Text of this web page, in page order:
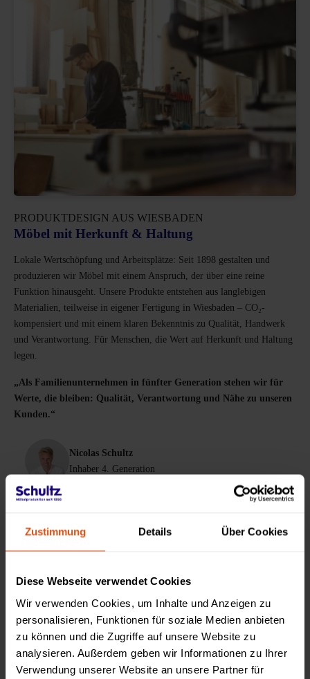
Zustimmung Details Über Cookies
Diese Webseite verwendet Cookies
Wir verwenden Cookies, um Inhalte und Anzeigen zu
personalisieren, Funktionen für soziale Medien anbieten
zu können und die Zugriffe auf unsere Website zu
analysieren. Außerdem geben wir Informationen zu Ihrer
Verwendung unserer Website an unsere Partner für
PRODUKTDESIGN AUS WIESBADEN
Möbel mit Herkunft & Haltung
Lokale Wertschöpfung und Arbeitsplätze: Seit 1898 gestalten und
produzieren wir Möbel mit einem Anspruch, der über eine reine
Funktion hinausgeht. Unsere Produkte entstehen aus langlebigen
Materialien, teilweise in eigener Fertigung in Wiesbaden – CO₂-
kompensiert und mit einem klaren Bekenntnis zu Qualität, Handwerk
und Verantwortung. Für Menschen, die Wert auf Herkunft und Haltung
legen.
„Als Familienunternehmen in fünfter Generation stehen wir für
Werte, die bleiben: Qualität, Verantwortung und Nähe zu unseren
Kunden.“
Nicolas Schultz
Inhaber 4. Generation
Inhaber 5. Generation